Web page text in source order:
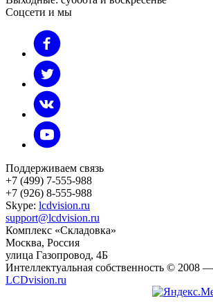
Соцсети и мы
Поддерживаем связь
+7 (499) 7-555-988
+7 (926) 8-555-988
Skype: lcdvision.ru
support@lcdvision.ru
Комплекс «Складовка»
Москва, Россия
улица Газопровод, 4Б
Интеллектуальная собственность © 2008 —
LCDvision.ru